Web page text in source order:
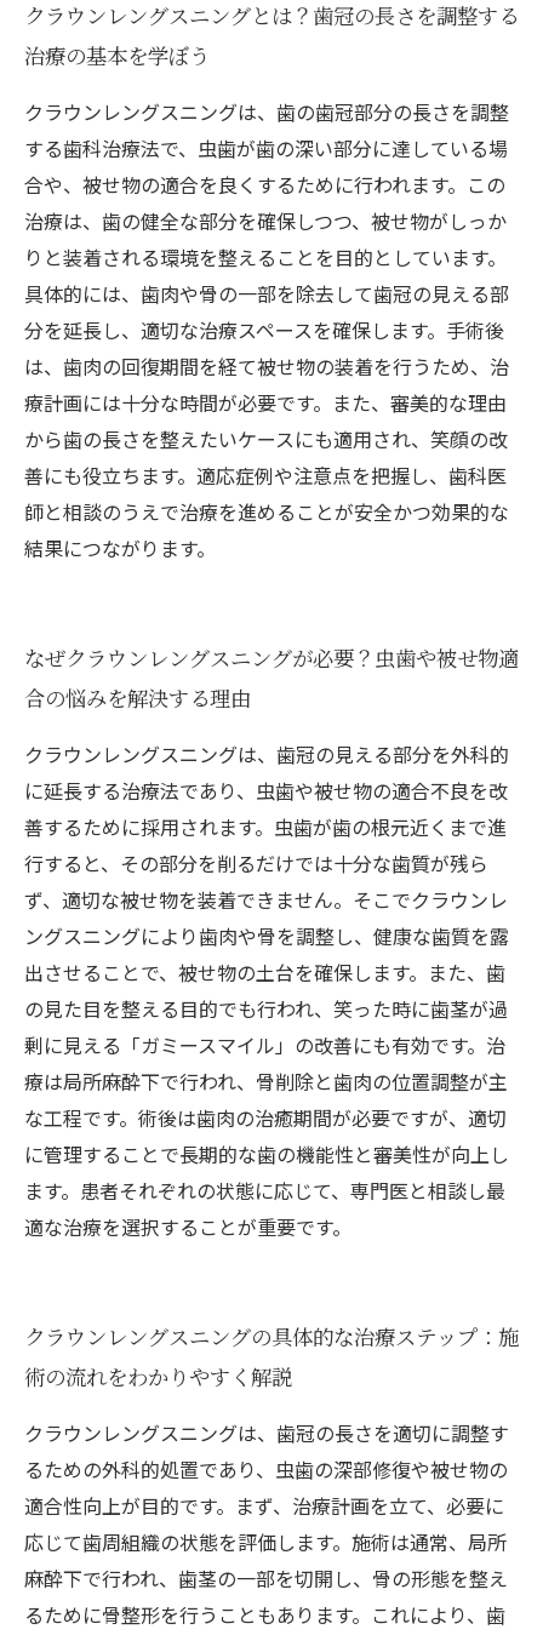
レングスニングを行うために
治療後のケア方法と効果の持続：クラウンレン
グスニング完了からのメンテナンス
クラウンレングスニングの適応症例まとめ：ど
んな患者さんにおすすめ？
専門家が教えるクラウンレングスニングの知識
と最新情報まとめ
クラウンレングスニングとは？歯冠の長さを調整する
治療の基本を学ぼう
クラウンレングスニングは、歯の歯冠部分の長さを調整
する歯科治療法で、虫歯が歯の深い部分に達している場
合や、被せ物の適合を良くするために行われます。この
治療は、歯の健全な部分を確保しつつ、被せ物がしっか
りと装着される環境を整えることを目的としています。
具体的には、歯肉や骨の一部を除去して歯冠の見える部
分を延長し、適切な治療スペースを確保します。手術後
は、歯肉の回復期間を経て被せ物の装着を行うため、治
療計画には十分な時間が必要です。また、審美的な理由
から歯の長さを整えたいケースにも適用され、笑顔の改
善にも役立ちます。適応症例や注意点を把握し、歯科医
師と相談のうえで治療を進めることが安全かつ効果的な
結果につながります。
なぜクラウンレングスニングが必要？虫歯や被せ物適
合の悩みを解決する理由
クラウンレングスニングは、歯冠の見える部分を外科的
に延長する治療法であり、虫歯や被せ物の適合不良を改
善するために採用されます。虫歯が歯の根元近くまで進
行すると、その部分を削るだけでは十分な歯質が残ら
ず、適切な被せ物を装着できません。そこでクラウンレ
ングスニングにより歯肉や骨を調整し、健康な歯質を露
出させることで、被せ物の土台を確保します。また、歯
の見た目を整える目的でも行われ、笑った時に歯茎が過
剰に見える「ガミースマイル」の改善にも有効です。治
療は局所麻酔下で行われ、骨削除と歯肉の位置調整が主
な工程です。術後は歯肉の治癒期間が必要ですが、適切
に管理することで長期的な歯の機能性と審美性が向上し
ます。患者それぞれの状態に応じて、専門医と相談し最
適な治療を選択することが重要です。
クラウンレングスニングの具体的な治療ステップ：施
術の流れをわかりやすく解説
クラウンレングスニングは、歯冠の長さを適切に調整す
るための外科的処置であり、虫歯の深部修復や被せ物の
適合性向上が目的です。まず、治療計画を立て、必要に
応じて歯周組織の状態を評価します。施術は通常、局所
麻酔下で行われ、歯茎の一部を切開し、骨の形態を整え
るために骨整形を行うこともあります。これにより、歯